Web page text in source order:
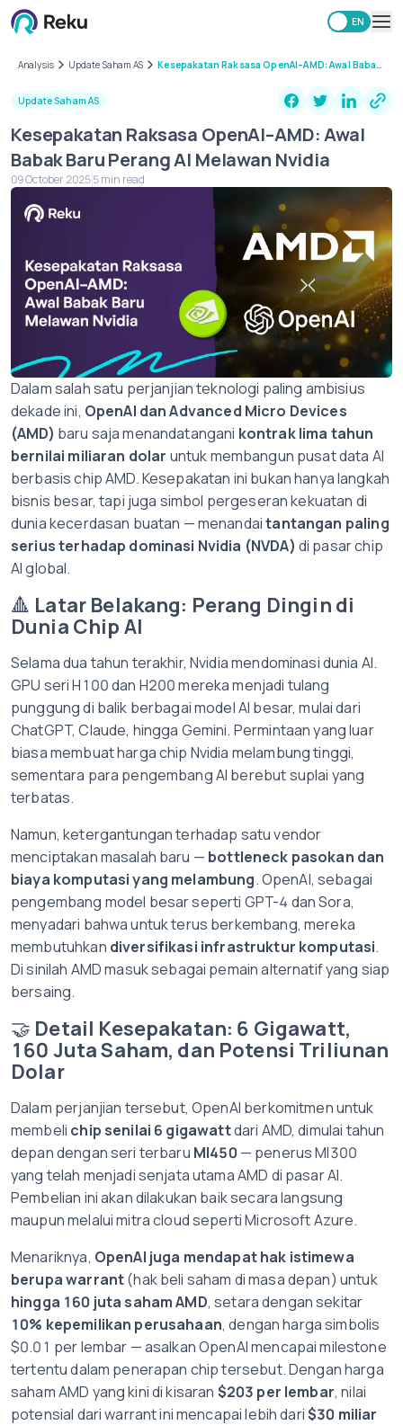
EN
Learning Hub
Security
Fees
Other
Analysis Update Saham AS
Kesepakatan Raksasa OpenAI–AMD: Awal Babak
Update Saham AS
Kesepakatan Raksasa OpenAI–AMD: Awal
Babak Baru Perang AI Melawan Nvidia
09 October 20255 min read
Dalam salah satu perjanjian teknologi paling ambisius
dekade ini, OpenAI dan Advanced Micro Devices
(AMD) baru saja menandatangani kontrak lima tahun
bernilai miliaran dolar untuk membangun pusat data AI
berbasis chip AMD. Kesepakatan ini bukan hanya langkah
bisnis besar, tapi juga simbol pergeseran kekuatan di
dunia kecerdasan buatan — menandaitantangan paling
serius terhadap dominasi Nvidia (NVDA) di pasar chip
AI global.
🔺 Latar Belakang: Perang Dingin di
Dunia Chip AI
Selama dua tahun terakhir, Nvidia mendominasi dunia AI.
GPU seri H100 dan H200 mereka menjadi tulang
punggung di balik berbagai model AI besar, mulai dari
ChatGPT, Claude, hingga Gemini. Permintaan yang luar
biasa membuat harga chip Nvidia melambung tinggi,
sementara para pengembang AI berebut suplai yang
terbatas.
Namun, ketergantungan terhadap satu vendor
menciptakan masalah baru — bottleneck pasokan dan
biaya komputasi yang melambung. OpenAI, sebagai
pengembang model besar seperti GPT-4 dan Sora,
menyadari bahwa untuk terus berkembang, mereka
membutuhkan diversifikasi infrastruktur komputasi.
Di sinilah AMD masuk sebagai pemain alternatif yang siap
bersaing.
🤝 Detail Kesepakatan: 6 Gigawatt,
160 Juta Saham, dan Potensi Triliunan
Dolar
Dalam perjanjian tersebut, OpenAI berkomitmen untuk
membeli chip senilai 6 gigawattdari AMD, dimulai tahun
depan dengan seri terbaru MI450 — penerus MI300
yang telah menjadi senjata utama AMD di pasar AI.
Pembelian ini akan dilakukan baik secara langsung
maupun melalui mitra cloud seperti Microsoft Azure.
Menariknya, OpenAI juga mendapat hak istimewa
berupa warrant(hak beli saham di masa depan) untuk
hingga 160 juta saham AMD, setara dengan sekitar
10% kepemilikan perusahaan, dengan harga simbolis
$0.01 per lembar — asalkan OpenAI mencapai milestone
tertentu dalam penerapan chip tersebut. Dengan harga
saham AMD yang kini di kisaran $203 per lembar, nilai
potensial dari warrant ini mencapai lebih dari$30 miliar